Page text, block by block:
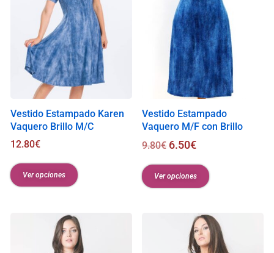
Vestido Estampado Karen
Vaquero Brillo M/C
12.80€
Ver opciones
Vestido Estampado
Vaquero M/F con Brillo
9.80€ 6.50€
Ver opciones